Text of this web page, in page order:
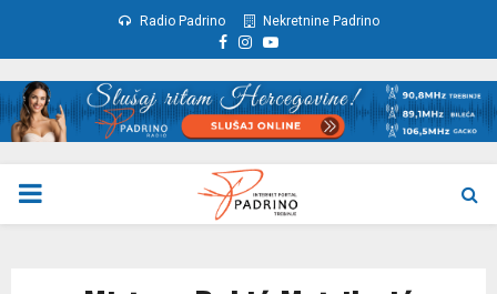
Radio Padrino Nekretnine Padrino
Facebook
Instagram
Youtube
PRIMARY